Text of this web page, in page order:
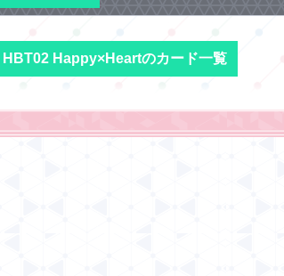
HBT02 Happy×Heartのカード一覧